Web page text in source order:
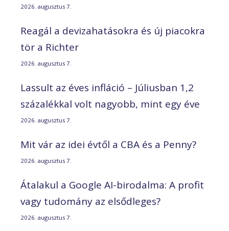
2026. augusztus 7.
Reagál a devizahatásokra és új piacokra
tör a Richter
2026. augusztus 7.
Lassult az éves infláció – Júliusban 1,2
százalékkal volt nagyobb, mint egy éve
2026. augusztus 7.
Mit vár az idei évtől a CBA és a Penny?
2026. augusztus 7.
Átalakul a Google AI-birodalma: A profit
vagy tudomány az elsődleges?
2026. augusztus 7.